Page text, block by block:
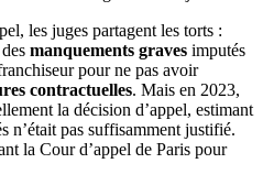
les juges partagent les torts :
manquements graves imputés
pour ne pas avoir
contractuelles. Mais en 2023,
la décision d’appel, estimant
n’était pas suffisamment justifié.
la Cour d’appel de Paris pour